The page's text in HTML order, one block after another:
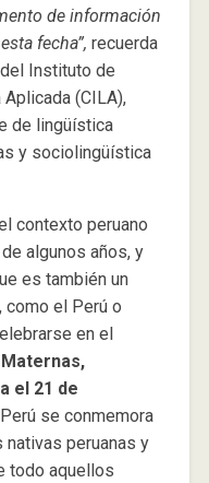
de información
fecha”, recuerda
Instituto de
(CILA),
de lingüística
y sociolingüística
contexto peruano
algunos años, y
es también un
el Perú o
en el
el 21 de
se conmemora
peruanas y
todo aquellos